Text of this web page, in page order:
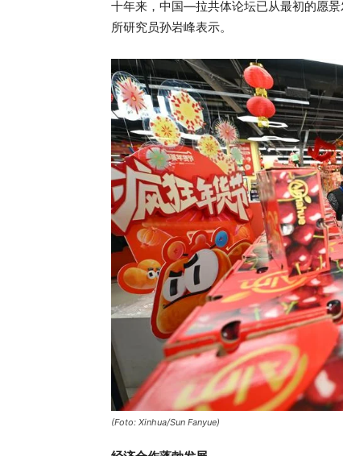
十年来，中国—拉共体论坛已从最初的愿
所研究员孙岩峰表示。
(Foto: Xinhua/Sun Fanyue)